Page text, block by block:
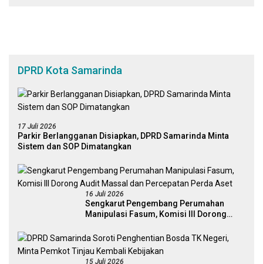
DPRD Kota Samarinda
17 Juli 2026
Parkir Berlangganan Disiapkan, DPRD Samarinda Minta
Sistem dan SOP Dimatangkan
16 Juli 2026
Sengkarut Pengembang Perumahan
Manipulasi Fasum, Komisi III Dorong
15 Juli 2026